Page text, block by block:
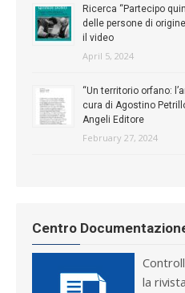
Ricerca “Partecipo
delle persone di
il video
April 5, 2024
“Un territorio orfano:
cura di Agostino
Angeli Editore
February 27, 2024
Centro
la